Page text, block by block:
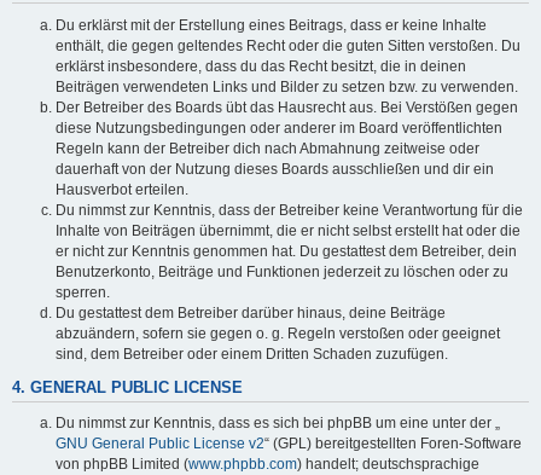
Du erklärst mit der Erstellung eines Beitrags, dass er keine Inhalte
enthält, die gegen geltendes Recht oder die guten Sitten verstoßen. Du
erklärst insbesondere, dass du das Recht besitzt, die in deinen
Beiträgen verwendeten Links und Bilder zu setzen bzw. zu verwenden.
Der Betreiber des Boards übt das Hausrecht aus. Bei Verstößen gegen
diese Nutzungsbedingungen oder anderer im Board veröffentlichten
Regeln kann der Betreiber dich nach Abmahnung zeitweise oder
dauerhaft von der Nutzung dieses Boards ausschließen und dir ein
Hausverbot erteilen.
Du nimmst zur Kenntnis, dass der Betreiber keine Verantwortung für die
Inhalte von Beiträgen übernimmt, die er nicht selbst erstellt hat oder die
er nicht zur Kenntnis genommen hat. Du gestattest dem Betreiber, dein
Benutzerkonto, Beiträge und Funktionen jederzeit zu löschen oder zu
sperren.
Du gestattest dem Betreiber darüber hinaus, deine Beiträge
abzuändern, sofern sie gegen o. g. Regeln verstoßen oder geeignet
sind, dem Betreiber oder einem Dritten Schaden zuzufügen.
4. GENERAL PUBLIC LICENSE
Du nimmst zur Kenntnis, dass es sich bei phpBB um eine unter der „
GNU General Public License v2“ (GPL) bereitgestellten Foren-Software
von phpBB Limited (www.phpbb.com) handelt; deutschsprachige